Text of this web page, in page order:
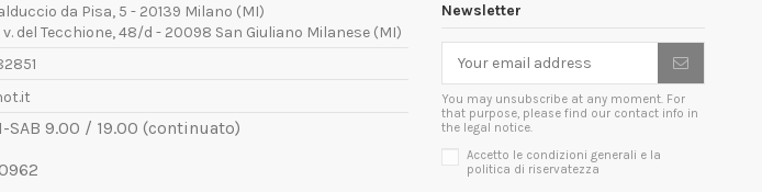
da Pisa, 5 - 20139 Milano (MI)
del Tecchione, 48/d - 20098 San Giuliano Milanese (MI)
SAB 9.00 / 19.00 (continuato)
Newsletter
You may unsubscribe at any moment. For
that purpose, please find our contact info in
the legal notice.
Accetto le condizioni generali e la
politica di riservatezza